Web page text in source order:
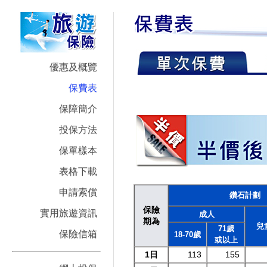
優惠及概覽
保費表
保障簡介
投保方法
保單樣本
表格下載
申請索償
實用旅遊資訊
保險信箱
保險
期為
鑽石計劃
成人
兒
18-70歲
71歲
或以上
1日 113
155